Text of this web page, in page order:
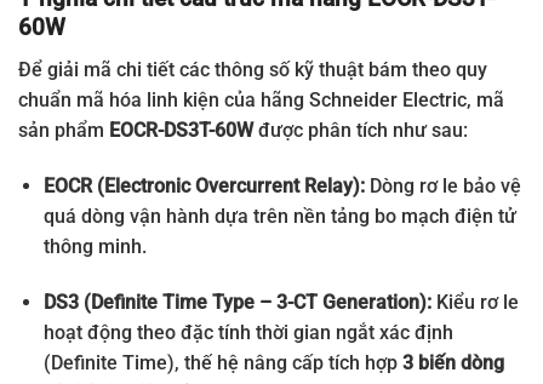
60W
Để giải mã chi tiết các thông số kỹ thuật bám theo quy
chuẩn mã hóa linh kiện của hãng Schneider Electric, mã
sản phẩm EOCR-DS3T-60Wđược phân tích như sau:
EOCR (Electronic Overcurrent Relay):Dòng rơ le bảo vệ
quá dòng vận hành dựa trên nền tảng bo mạch điện tử
thông minh.
DS3 (Definite Time Type – 3-CT Generation):Kiểu rơ le
hoạt động theo đặc tính thời gian ngắt xác định
(Definite Time), thế hệ nâng cấp tích hợp 3 biến dòng